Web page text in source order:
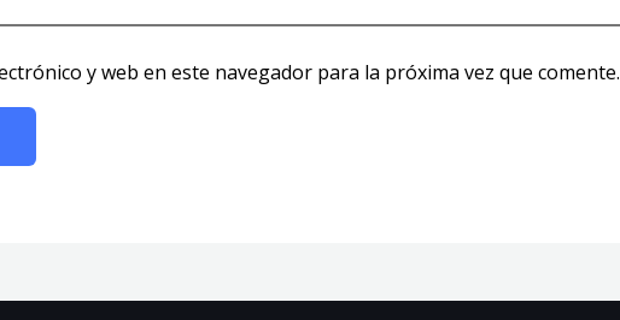
y web en este navegador para la próxima vez que comente.